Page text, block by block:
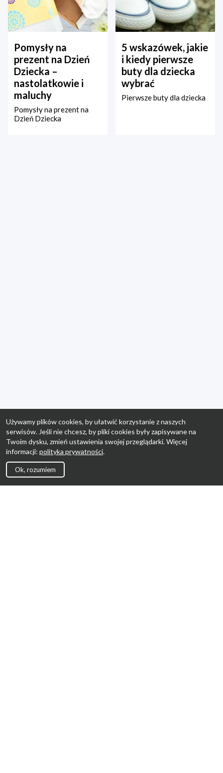
Pomysły na
prezent na Dzień
Dziecka –
nastolatkowie i
maluchy
Pomysły na prezent na
Dzień Dziecka
5 wskazówek, jakie
i kiedy pierwsze
buty dla dziecka
wybrać
Pierwsze buty dla dziecka
Używamy plików cookies, by ułatwić korzystanie z naszych
serwisów. Jeśli nie chcesz, by pliki cookies były zapisywane na
Twoim dysku, zmień ustawienia swojej przeglądarki. Więcej
informacji: polityka prywatności.
Ok, rozumiem